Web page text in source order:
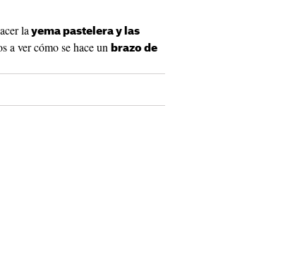
la yema pastelera y las
a ver cómo se hace un brazo de